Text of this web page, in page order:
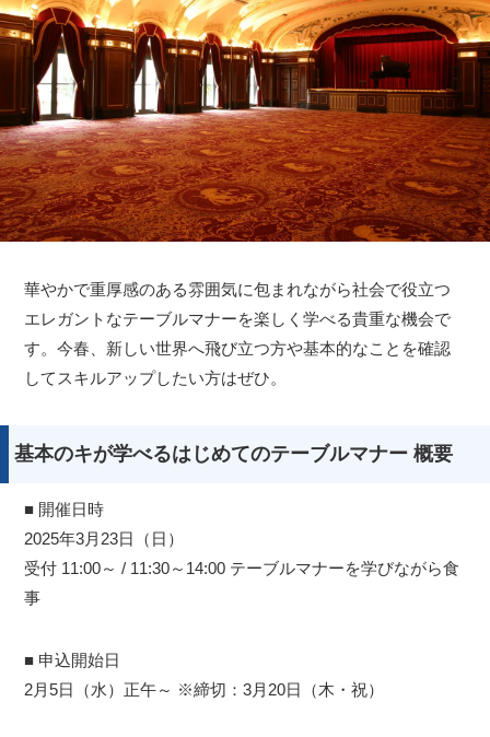
華やかで重厚感のある雰囲気に包まれながら社会で役立つ
エレガントなテーブルマナーを楽しく学べる貴重な機会で
す。今春、新しい世界へ飛び立つ方や基本的なことを確認
してスキルアップしたい方はぜひ。
基本のキが学べるはじめてのテーブルマナー 概要
■ 開催日時
2025年3月23日（日）
受付 11:00～ / 11:30～14:00 テーブルマナーを学びながら食
事
■ 申込開始日
2月5日（水）正午～ ※締切：3月20日（木・祝）